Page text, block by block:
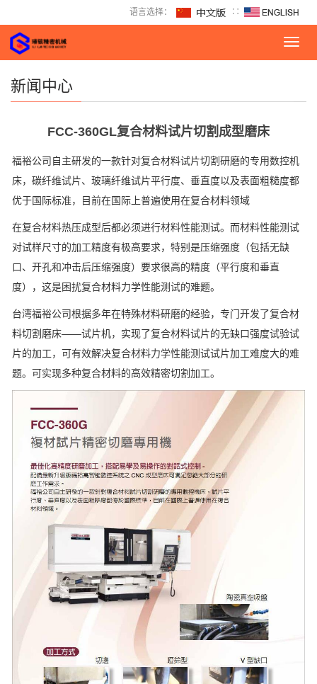
语言选择： ∷
新闻中心
FCC-360GL复合材料试片切割成型磨床
福裕公司自主研发的一款针对复合材料试片切割研磨的专用数控机
床，碳纤维试片、玻璃纤维试片平行度、垂直度以及表面粗糙度都
优于国际标准，目前在国际上普遍使用在复合材料领域
在复合材料热压成型后都必须进行材料性能测试。而材料性能测试
对试样尺寸的加工精度有极高要求，特别是压缩强度（包括无缺
口、开孔和冲击后压缩强度）要求很高的精度（平行度和垂直
度），这是困扰复合材料力学性能测试的难题。
台湾福裕公司根据多年在特殊材料研磨的经验，专门开发了复合材
料切割磨床——试片机，实现了复合材料试片的无缺口强度试验试
片的加工，可有效解决复合材料力学性能测试试片加工难度大的难
题。可实现多种复合材料的高效精密切割加工。